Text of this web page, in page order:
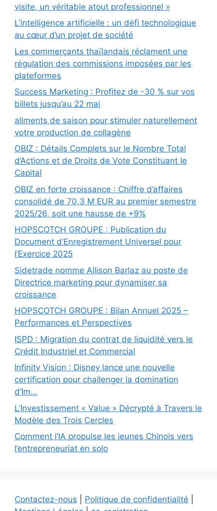
visite, un véritable atout professionnel »
L’intelligence artificielle : un défi technologique
au cœur d’un projet de société
Les commerçants thaïlandais réclament une
régulation des commissions imposées par les
plateformes
Success Marketing : Profitez de -30 % sur vos
billets jusqu’au 22 mai
aliments de saison pour stimuler naturellement
votre production de collagène
OBIZ : Détails Complets sur le Nombre Total
d’Actions et de Droits de Vote Constituant le
Capital
OBIZ en forte croissance : Chiffre d’affaires
consolidé de 70,3 M EUR au premier semestre
2025/26, soit une hausse de +9%
HOPSCOTCH GROUPE : Publication du
Document d’Enregistrement Universel pour
l’Exercice 2025
Sidetrade nomme Allison Barlaz au poste de
Directrice marketing pour dynamiser sa
croissance
HOPSCOTCH GROUPE : Bilan Annuel 2025 –
Performances et Perspectives
ISPD : Migration du contrat de liquidité vers le
Crédit Industriel et Commercial
Infinity Vision : Disney lance une nouvelle
certification pour challenger la domination
d’Im…
L’Investissement « Value » Décrypté à Travers le
Modèle des Trois Cercles
Comment l’IA propulse les jeunes Chinois vers
l’entrepreneuriat en solo
Contactez-nous Politique de confidentialité